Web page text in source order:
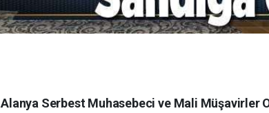
Alanya Serbest Muhasebeci ve Mali Müşavirler